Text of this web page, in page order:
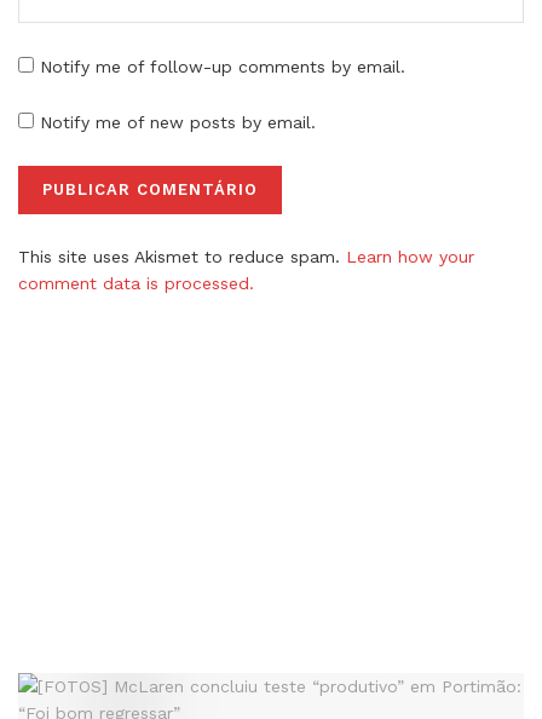
Notify me of follow-up comments by email.
Notify me of new posts by email.
This site uses Akismet to reduce spam. Learn how your
comment data is processed.